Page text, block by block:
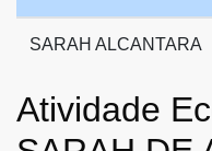
SARAH ALCANTARA
Atividade